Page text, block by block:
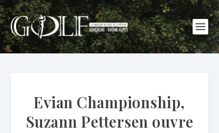
Evian Championship,
Suzann Pettersen ouvre